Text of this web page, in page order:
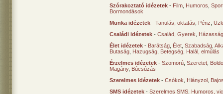
Szórakoztató idézetek - Film Humoros
Bormondások
Munka idézetek - Tanulás, oktatás Pénz
Családi idézetek - Család Gyerek
Élet idézetek - Barátság Élet Szabadság
Butaság Hazugság Betegség Halál, elmúlás
Érzelmes idézetek - Szomorú Szeretet
Magány, Búcsúzás
Szerelmes idézetek - Csókok Hiányzol
SMS idézetek - Szerelmes SMS Humoros,